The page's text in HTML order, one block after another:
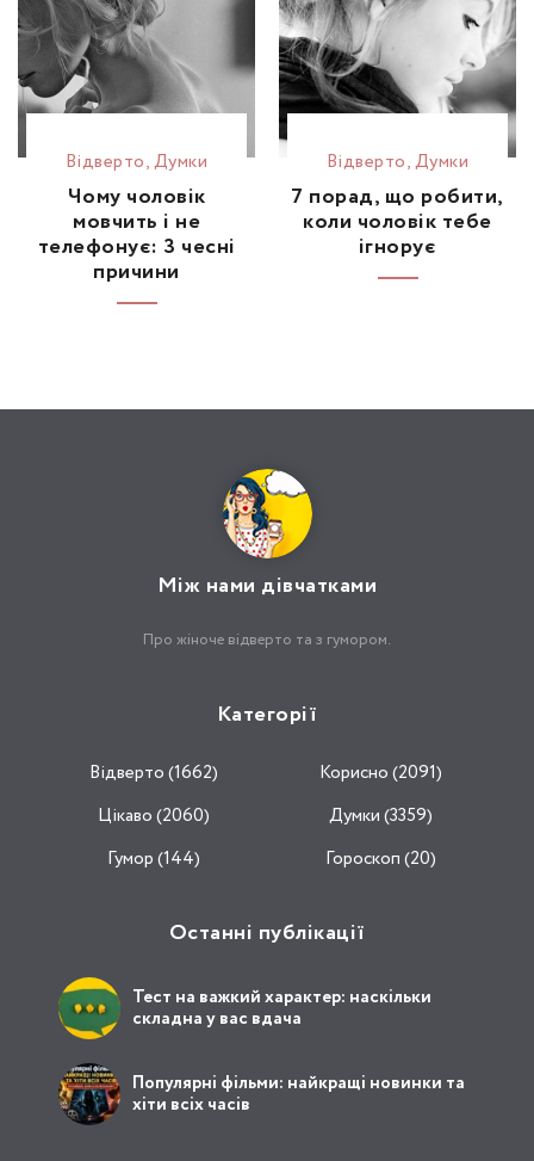
Відвертo,Думки
Чому чоловік
мовчить і не
телефонує: 3 чесні
причини
Відвертo,Думки
7 порад, що робити,
коли чоловік тебе
ігнорує
Між нами дівчатками
Про жіноче відверто та з гумором.
Категорії
Відвертo (1662)
Корисно (2091)
Цікаво (2060)
Думки (3359)
Гумор (144)
Гороскоп (20)
Останні публікації
Тест на важкий характер: наскільки
складна у вас вдача
Популярні фільми: найкращі новинки та
хіти всіх часів